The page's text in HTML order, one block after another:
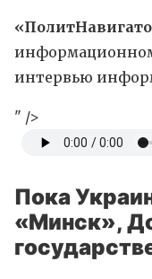
интервью
" />
Пока
«Минск»,